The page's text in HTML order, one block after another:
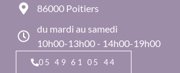
86000 Poitiers
du mardi au samedi
10h00-13h00 - 14h00-19h00
05 49 61 05 44